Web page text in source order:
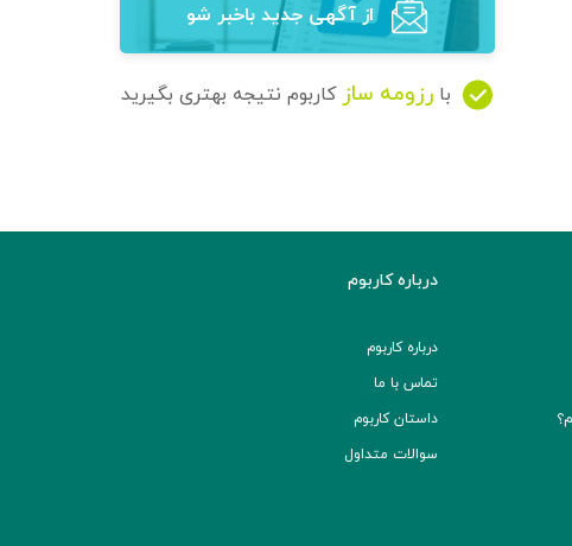
از آگهی‌ جدید باخبر شو
با رزومه ساز کاربوم نتیجه بهتری بگیرید
درباره کاربوم
درباره کاربوم
تماس با ما
داستان کاربوم
سوالات متداول